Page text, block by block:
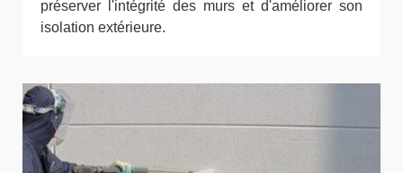
préserver l'intégrité des murs et d'améliorer son
isolation extérieure.